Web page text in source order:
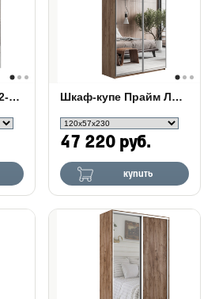
Шкаф-купе Прайм 2-х дверный (зеркало) Шкаф-купе Прайм Люкс 2-х дверный (зеркало)
47 220 руб.
купить